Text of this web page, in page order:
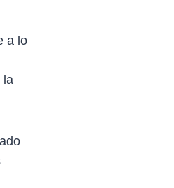
a lo
la